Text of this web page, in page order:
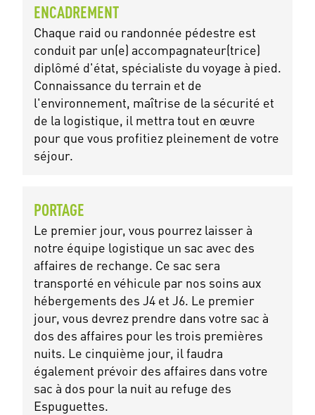
ENCADREMENT
Chaque raid ou randonnée pédestre est
conduit par un(e) accompagnateur(trice)
diplômé d'état, spécialiste du voyage à pied.
Connaissance du terrain et de
l'environnement, maîtrise de la sécurité et
de la logistique, il mettra tout en œuvre
pour que vous profitiez pleinement de votre
séjour.
PORTAGE
Le premier jour, vous pourrez laisser à
notre équipe logistique un sac avec des
affaires de rechange. Ce sac sera
transporté en véhicule par nos soins aux
hébergements des J4 et J6. Le premier
jour, vous devrez prendre dans votre sac à
dos des affaires pour les trois premières
nuits. Le cinquième jour, il faudra
également prévoir des affaires dans votre
sac à dos pour la nuit au refuge des
Espuguettes.